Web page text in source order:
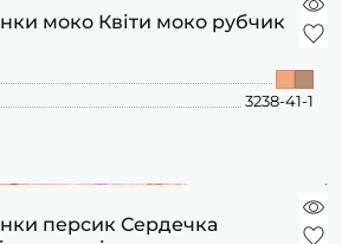
моко Квіти моко рубчик
3238-41-1
персик Сердечка